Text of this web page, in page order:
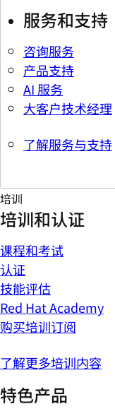
服务和支持
咨询服务
产品支持
AI 服务
大客户技术经理
了解服务与支持
培训
培训和认证
课程和考试
认证
技能评估
Red Hat Academy
购买培训订阅
了解更多培训内容
特色产品